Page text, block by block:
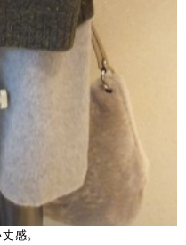
感。